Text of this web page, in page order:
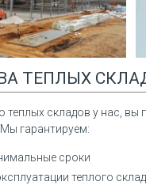
ТЕПЛЫХ
теплых складов у нас,
гарантируем:
сроки
теплого